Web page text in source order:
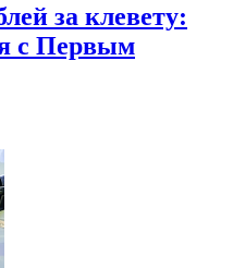
за клевету:
с Первым